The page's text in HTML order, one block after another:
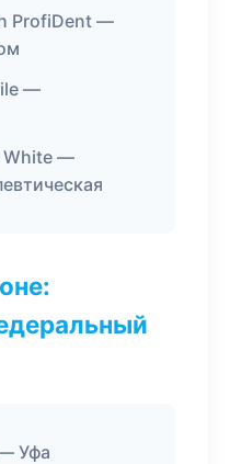
ProfiDent —
—
White —
Уфа